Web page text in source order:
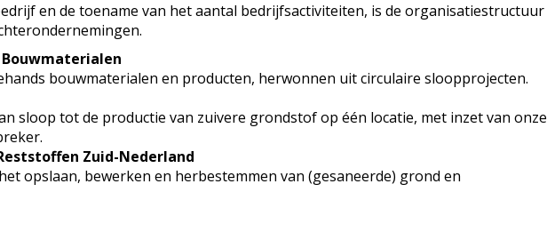
en de toename van het aantal bedrijfsactiviteiten, is de organisatiestructuur
bouwmaterialen en producten, herwonnen uit circulaire sloopprojecten.
sloop tot de productie van zuivere grondstof op één locatie, met inzet van onze
Zuid-Nederland
opslaan, bewerken en herbestemmen van (gesaneerde) grond en